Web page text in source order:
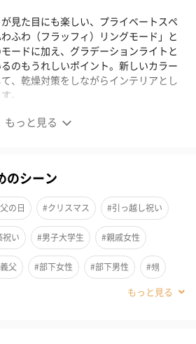
もっと見る
見た目にも楽しい、プライベートスペ
ふわ（フラッフィ）リングモード」と
モードに加え、グラデーションライトと
のもうれしいポイント。新しいカラー
、乾燥対策をしながらインテリアとし
。
用超音波振動式加湿器
リングモード」と「加湿モード」を切
ングのミストが飛び出る様子がかわい
コンパクト加湿器です。
のシーン
の日 #クリスマス #引っ越し祝い
祝い #男子大学生 #親戚女性
父 #部下女性 #部下男性 #甥
#女子大学生